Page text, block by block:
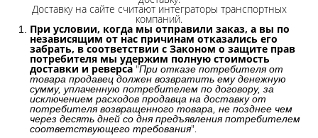
Доставку на сайте считают интеграторы транспортных
компаний.
При условии, когда мы отправили заказ, а вы по
независящим от нас причинам отказались его
забрать, в соответствии с Законом о защите прав
потребителя мы удержим полную стоимость
доставки и реверса "При отказе потребителя от
товара продавец должен возвратить ему денежную
сумму, уплаченную потребителем по договору, за
исключением расходов продавца на доставку от
потребителя возвращенного товара, не позднее чем
через десять дней со дня предъявления потребителем
соответствующего требования".